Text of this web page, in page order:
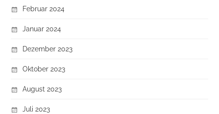
Februar 2024
Januar 2024
Dezember 2023
Oktober 2023
August 2023
Juli 2023